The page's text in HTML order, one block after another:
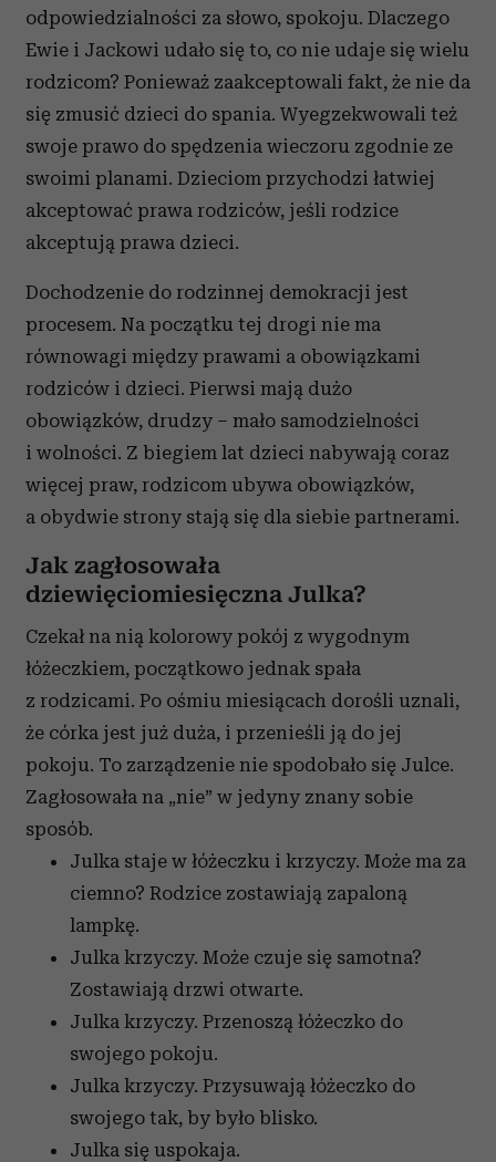
odpowiedzialności za słowo, spokoju. Dlaczego
Ewie i Jackowi udało się to, co nie udaje się wielu
rodzicom? Ponieważ zaakceptowali fakt, że nie da
się zmusić dzieci do spania. Wyegzekwowali też
swoje prawo do spędzenia wieczoru zgodnie ze
swoimi planami. Dzieciom przychodzi łatwiej
akceptować prawa rodziców, jeśli rodzice
akceptują prawa dzieci.
Dochodzenie do rodzinnej demokracji jest
procesem. Na początku tej drogi nie ma
równowagi między prawami a obowiązkami
rodziców i dzieci. Pierwsi mają dużo
obowiązków, drudzy – mało samodzielności
i wolności. Z biegiem lat dzieci nabywają coraz
więcej praw, rodzicom ubywa obowiązków,
a obydwie strony stają się dla siebie partnerami.
Jak zagłosowała
dziewięciomiesięczna Julka?
Czekał na nią kolorowy pokój z wygodnym
łóżeczkiem, początkowo jednak spała
z rodzicami. Po ośmiu miesiącach dorośli uznali,
że córka jest już duża, i przenieśli ją do jej
pokoju. To zarządzenie nie spodobało się Julce.
Zagłosowała na „nie” w jedyny znany sobie
sposób.
Julka staje w łóżeczku i krzyczy. Może ma za
ciemno? Rodzice zostawiają zapaloną
lampkę.
Julka krzyczy. Może czuje się samotna?
Zostawiają drzwi otwarte.
Julka krzyczy. Przenoszą łóżeczko do
swojego pokoju.
Julka krzyczy. Przysuwają łóżeczko do
swojego tak, by było blisko.
Julka się uspokaja.